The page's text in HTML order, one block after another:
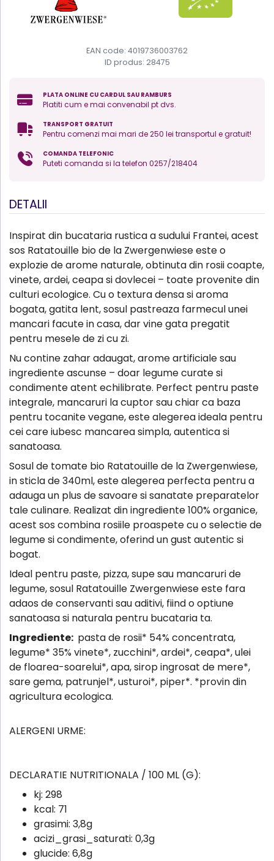
EAN code: 4019736003762
ID produs: 28475
PLATA ONLINE CU CARDUL SAU RAMBURS
Platiti cum e mai convenabil pt dvs.
TRANSPORT GRATUIT
Pentru comenzi mai mari de 250 lei transportul e gratuit!
COMANDA TELEFONIC
Puteti comanda si la telefon 0257/218404
DETALII
Inspirat din bucataria rustica a sudului Frantei, acest
sos Ratatouille bio de la Zwergenwiese este o
explozie de arome naturale, obtinuta din rosii coapte,
vinete, ardei, ceapa si dovlecei – toate provenite din
culturi ecologice. Cu o textura densa si aroma
bogata, gatita lent, sosul pastreaza farmecul unei
mancari facute in casa, dar vine gata pregatit
pentru mesele de zi cu zi.
Nu contine zahar adaugat, arome artificiale sau
ingrediente ascunse – doar legume curate si
condimente atent echilibrate. Perfect pentru paste
integrale, mancaruri la cuptor sau chiar ca baza
pentru tocanite vegane, este alegerea ideala pentru
cei care iubesc mancarea simpla, autentica si
sanatoasa.
Sosul de tomate bio Ratatouille de la Zwergenwiese,
in sticla de 340ml, este alegerea perfecta pentru a
adauga un plus de savoare si sanatate preparatelor
tale culinare. Realizat din ingrediente 100% organice,
acest sos combina rosiile proaspete cu o selectie de
legume si condimente, oferind un gust autentic si
bogat.
Ideal pentru paste, pizza, supe sau mancaruri de
legume, sosul Ratatouille Zwergenwiese este fara
adaos de conservanti sau aditivi, fiind o optiune
sanatoasa si naturala pentru bucataria ta.
Ingrediente: pasta de rosii* 54% concentrata,
legume* 35% vinete*, zucchini*, ardei*, ceapa*, ulei
de floarea-soarelui*, apa, sirop ingrosat de mere*,
sare gema, patrunjel*, usturoi*, piper*. *provin din
agricultura ecologica.
ALERGENI URME:
DECLARATIE NUTRITIONALA / 100 ML (G):
kj: 298
kcal: 71
grasimi: 3,8g
acizi_grasi_saturati: 0,3g
glucide: 6,8g